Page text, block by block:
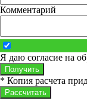
Комментарий
Я даю согласие на
Получить
* Копия расчета
Рассчитать